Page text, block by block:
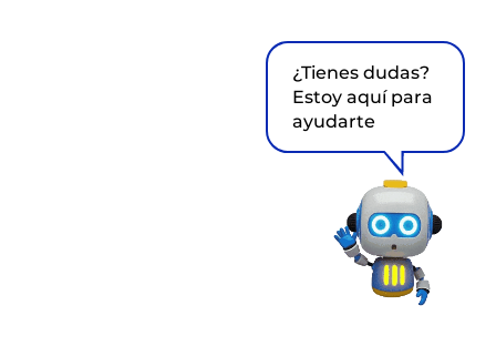
¿Tienes dudas?
Estoy aquí para
ayudarte